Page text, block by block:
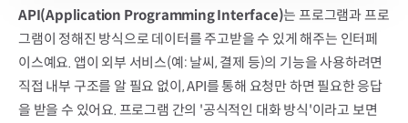
API(Application Programming Interface)는 프로그램과 프로
그램이 정해진 방식으로 데이터를 주고받을 수 있게 해주는 인터페
이스예요. 앱이 외부 서비스(예: 날씨, 결제 등)의 기능을 사용하려면
직접 내부 구조를 알 필요 없이, API를 통해 요청만 하면 필요한 응답
을 받을 수 있어요. 프로그램 간의 '공식적인 대화 방식'이라고 보면